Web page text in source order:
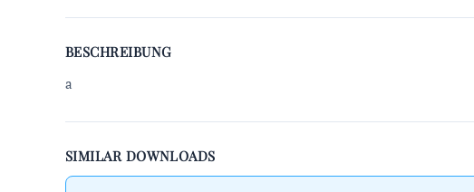
BESCHREIBUNG
a
SIMILAR DOWNLOADS